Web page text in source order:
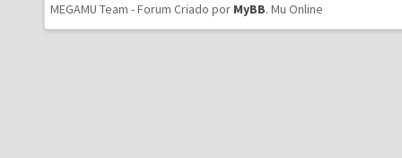
MEGAMU Team - Forum Criado por MyBB. Mu Online